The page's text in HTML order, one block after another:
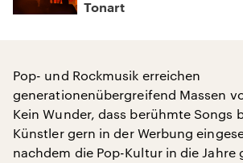
Tonart
Pop- und Rockmusik erreichen
generationenübergreifend Massen
Kein Wunder, dass berühmte Songs
Künstler gern in der Werbung
nachdem die Pop-Kultur in die Jahre